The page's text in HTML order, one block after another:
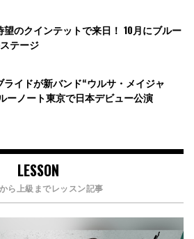
望のクインテットで来日！ 10月にブルー
テージ
イドが新バンド“ウルサ・メイジャ
ーノート東京で日本デビュー公演
LESSON
ら上級までレッスン記事